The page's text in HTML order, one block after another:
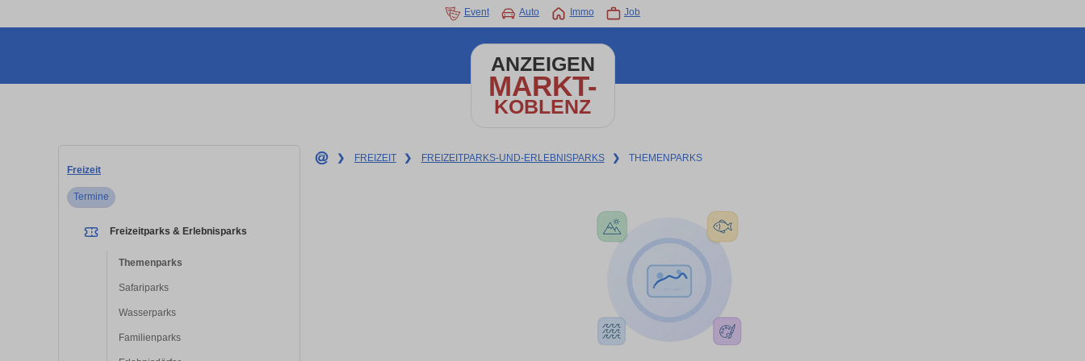
Event Auto Immo Job
ANZEIGEN
MARKT-
KOBLENZ
Freizeit
Termine
Freizeitparks & Erlebnisparks
Themenparks
Safariparks
Wasserparks
Familienparks
❯ FREIZEIT ❯ FREIZEITPARKS-UND-ERLEBNISPARKS ❯ THEMENPARKS